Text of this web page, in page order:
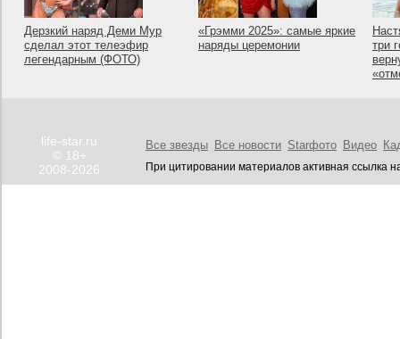
Дерзкий наряд Деми Мур
сделал этот телеэфир
легендарным (ФОТО)
«Грэмми 2025»: самые яркие
наряды церемонии
три
life-star.ru
© 18+
2008-2026
Все звезды Все новости Starфото Видео
При цитировании материалов активная ссылка